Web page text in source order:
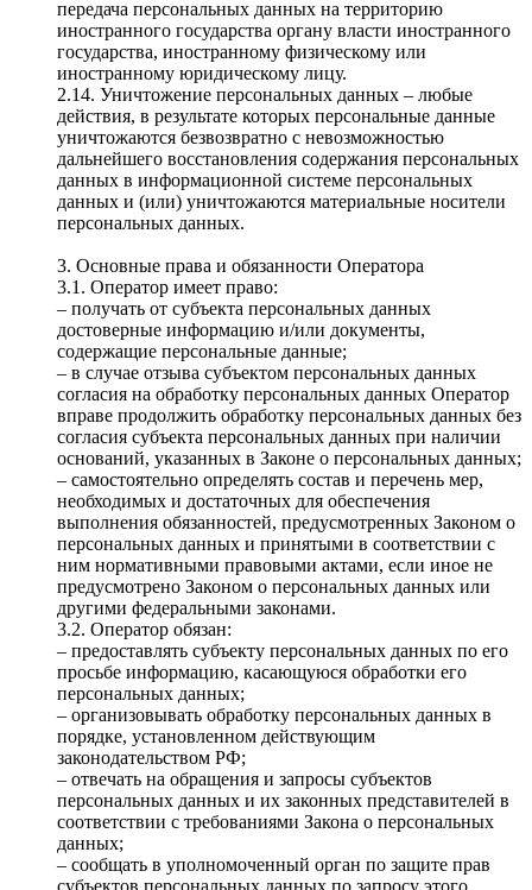
передача персональных данных на территорию
иностранного государства органу власти иностранного
государства, иностранному физическому или
иностранному юридическому лицу.
2.14. Уничтожение персональных данных – любые
действия, в результате которых персональные данные
уничтожаются безвозвратно с невозможностью
дальнейшего восстановления содержания персональных
данных в информационной системе персональных
данных и (или) уничтожаются материальные носители
персональных данных.
3. Основные права и обязанности Оператора
3.1. Оператор имеет право:
– получать от субъекта персональных данных
достоверные информацию и/или документы,
содержащие персональные данные;
– в случае отзыва субъектом персональных данных
согласия на обработку персональных данных Оператор
вправе продолжить обработку персональных данных без
согласия субъекта персональных данных при наличии
оснований, указанных в Законе о персональных данных;
– самостоятельно определять состав и перечень мер,
необходимых и достаточных для обеспечения
выполнения обязанностей, предусмотренных Законом о
персональных данных и принятыми в соответствии с
ним нормативными правовыми актами, если иное не
предусмотрено Законом о персональных данных или
другими федеральными законами.
3.2. Оператор обязан:
– предоставлять субъекту персональных данных по его
просьбе информацию, касающуюся обработки его
персональных данных;
– организовывать обработку персональных данных в
порядке, установленном действующим
законодательством РФ;
– отвечать на обращения и запросы субъектов
персональных данных и их законных представителей в
соответствии с требованиями Закона о персональных
данных;
– сообщать в уполномоченный орган по защите прав
субъектов персональных данных по запросу этого